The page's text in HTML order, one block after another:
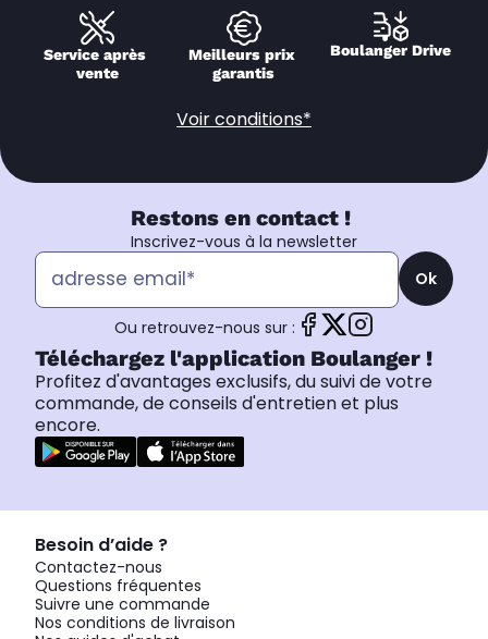
Service après
vente
Meilleurs prix
garantis
Boulanger Drive
Voir conditions*
Restons en contact !
Inscrivez-vous à la newsletter
Ok
Ou retrouvez-nous sur :
Téléchargez l'application Boulanger !
Profitez d'avantages exclusifs, du suivi de votre
commande, de conseils d'entretien et plus
encore.
Besoin d’aide ?
Contactez-nous
Questions fréquentes
Suivre une commande
Nos conditions de livraison